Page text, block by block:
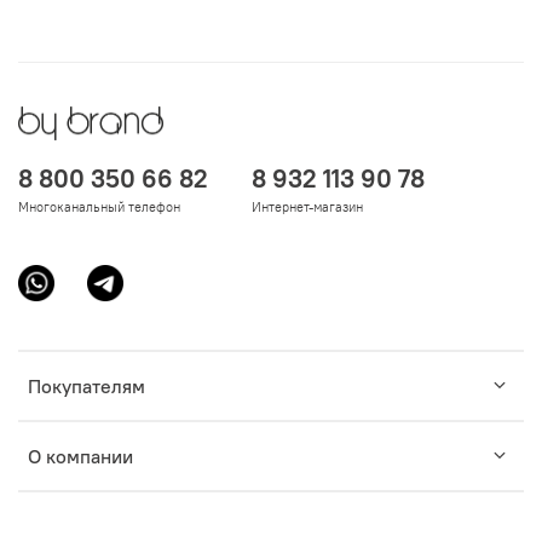
Покупателям
О компании
8 800 350 66 82
Многоканальный телефон
8 932 113 90 78
Интернет-магазин